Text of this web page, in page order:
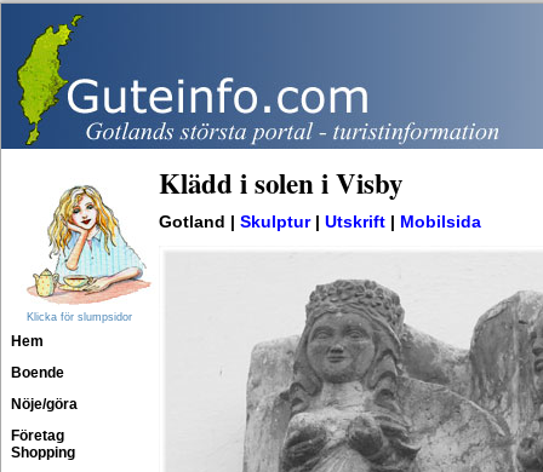
Klicka för slumpsidor
Hem
Boende
Nöje/göra
Företag
Shopping
Klädd i solen i Visby
Gotland | Skulptur| Utskrift Mobilsida